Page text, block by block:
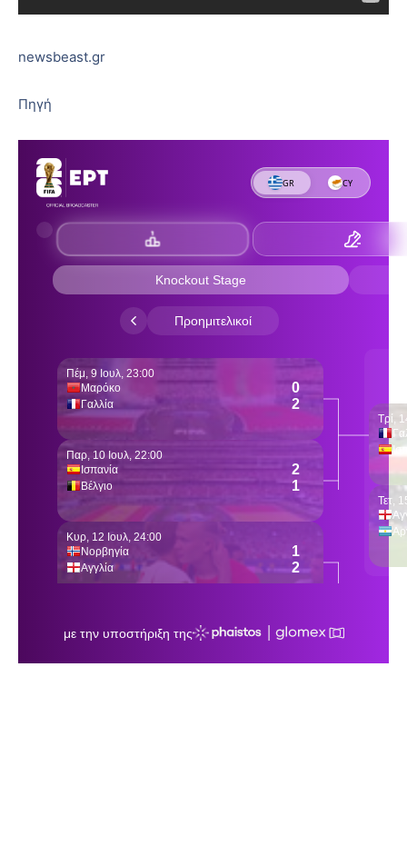
newsbeast.gr
Πηγή